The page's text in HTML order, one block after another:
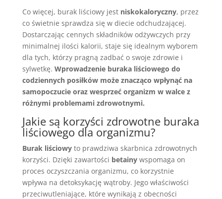
Co więcej, burak liściowy jest niskokaloryczny, przez
co świetnie sprawdza się w diecie odchudzającej.
Dostarczając cennych składników odżywczych przy
minimalnej ilości kalorii, staje się idealnym wyborem
dla tych, którzy pragną zadbać o swoje zdrowie i
sylwetkę. Wprowadzenie buraka liściowego do
codziennych posiłków może znacząco wpłynąć na
samopoczucie oraz wesprzeć organizm w walce z
różnymi problemami zdrowotnymi.
Jakie są korzyści zdrowotne buraka
liściowego dla organizmu?
Burak liściowyto prawdziwa skarbnica zdrowotnych
korzyści. Dzięki zawartości betainywspomaga on
proces oczyszczania organizmu, co korzystnie
wpływa na detoksykację wątroby. Jego właściwości
przeciwutleniające, które wynikają z obecności